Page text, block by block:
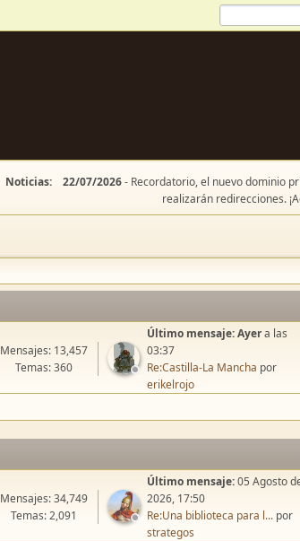
Noticias: 22/07/2026- Recordatorio, el nuevo dominio
realizarán redirecciones.
Mensajes: 13,457
Temas: 360
Último mensaje:Ayera las
03:37
Re:Castilla-La Mancha por
erikelrojo
Mensajes: 34,749
Temas: 2,091
Último mensaje:05 Agosto
2026, 17:50
Re:Una biblioteca para l... por
strategos